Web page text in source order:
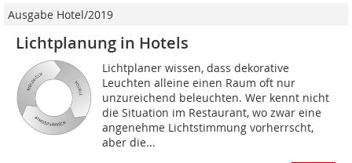
Ausgabe Hotel/2019
Lichtplanung in Hotels
Lichtplaner wissen, dass dekorative
Leuchten alleine einen Raum oft nur
unzureichend beleuchten. Wer kennt nicht
die Situation im Restaurant, wo zwar eine
angenehme Lichtstimmung vorherrscht,
aber die...